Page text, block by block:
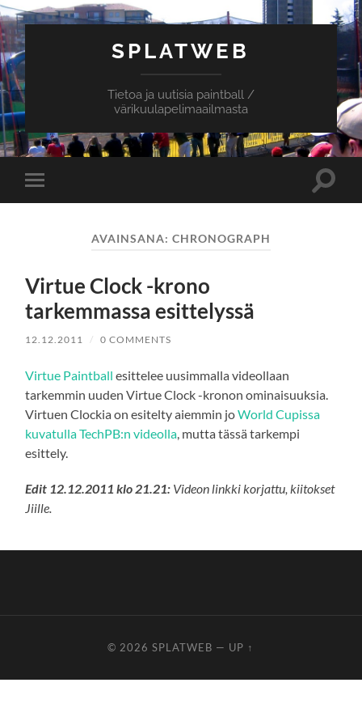
SPLATWEB
Tietoa ja uutisia paintball /
värikuulapelimaailmasta
Toggle
mobile
Toggle
AVAINSANA: CHRONOGRAPH
Virtue Clock -krono
tarkemmassa esittelyssä
12.12.2011 / 0 COMMENTS
Virtue Paintball esittelee uusimmalla videollaan
tarkemmin uuden Virtue Clock -kronon ominaisuuksia.
Virtuen Clockia on esitelty aiemmin joWorld Cupissa
kuvatulla TechPB:n videolla, mutta tässä tarkempi
esittely.
Edit 12.12.2011 klo 21.21: Videon linkki korjattu, kiitokset
Jiille.
© 2026SPLATWEB — UP ↑